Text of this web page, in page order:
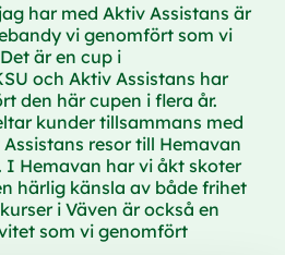
har med Aktiv Assistans är
vi genomfört som vi
är en cup i
och Aktiv Assistans har
den här cupen i flera år.
kunder tillsammans med
resor till Hemavan
I Hemavan har vi åkt skoter
härlig känsla av både frihet
i Väven är också en
som vi genomfört